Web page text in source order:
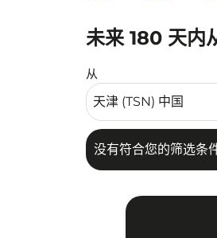
未来 180 天内
从
没有符合您的筛选条
没有符合您的筛选条